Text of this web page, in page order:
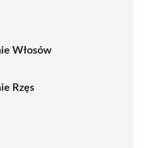
Włosów
Rzęs